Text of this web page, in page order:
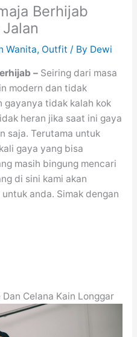
Berhijab
Wanita, Outfit / By Dewi
– Seiring dari masa
modern dan tidak
gayanya tidak kalah kok
heran jika saat ini gaya
saja. Terutama untuk
gaya yang bisa
masih bingung mencari
di sini kami akan
anda. Simak dengan
Celana Kain Longgar